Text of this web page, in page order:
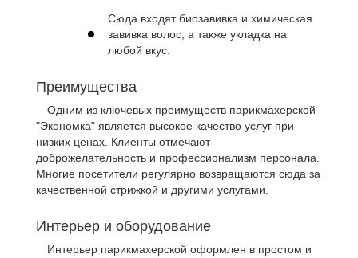
Сюда входят биозавивка и химическая
завивка волос, а также укладка на
любой вкус.
Преимущества
Одним из ключевых преимуществ парикмахерской
"Экономка" является высокое качество услуг при
низких ценах. Клиенты отмечают
доброжелательность и профессионализм персонала.
Многие посетители регулярно возвращаются сюда за
качественной стрижкой и другими услугами.
Интерьер и оборудование
Интерьер парикмахерской оформлен в простом и